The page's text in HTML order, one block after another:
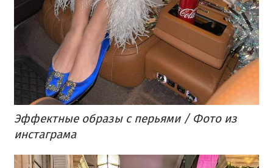
Эффектные образы с перьями / Фото из
инстаграма